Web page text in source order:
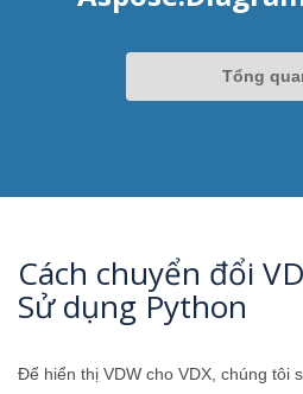
Tổng
Cách chuyển đổi
Sử dụng Python
Để hiển thị VDW cho VDX, chúng tôi